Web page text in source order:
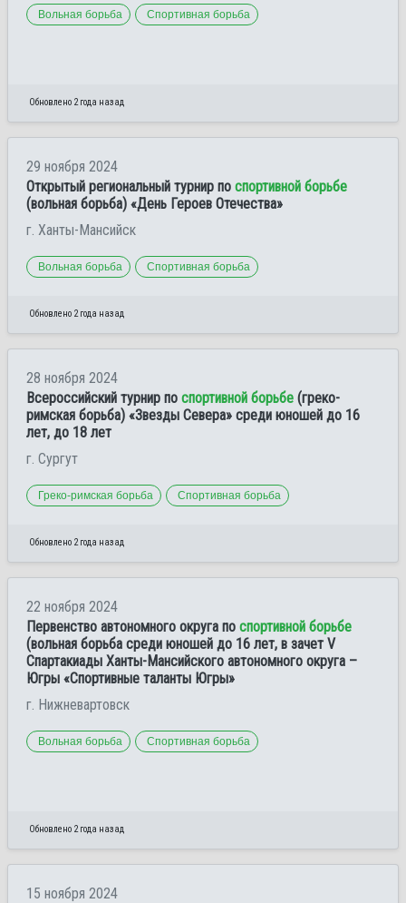
Вольная борьба Спортивная борьба
Обновлено 2 года назад
29 ноября 2024
Открытый региональный турнир по спортивной борьбе
(вольная борьба) «День Героев Отечества»
г. Ханты-Мансийск
Вольная борьба Спортивная борьба
Обновлено 2 года назад
28 ноября 2024
Всероссийский турнир по спортивной борьбе (греко-
римская борьба) «Звезды Севера» среди юношей до 16
лет, до 18 лет
г. Сургут
Греко-римская борьба Спортивная борьба
Обновлено 2 года назад
22 ноября 2024
Первенство автономного округа по спортивной борьбе
(вольная борьба среди юношей до 16 лет, в зачет V
Спартакиады Ханты-Мансийского автономного округа –
Югры «Спортивные таланты Югры»
г. Нижневартовск
Вольная борьба Спортивная борьба
Обновлено 2 года назад
15 ноября 2024